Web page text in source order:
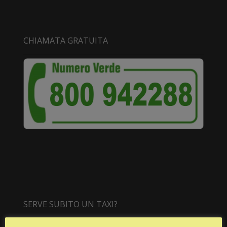
CHIAMATA GRATUITA
SERVE SUBITO UN TAXI?